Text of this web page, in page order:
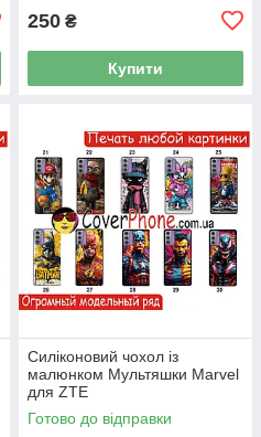
250 ₴
Купити
Силіконовий чохол із
малюнком Мультяшки Marvel
для ZTE
Готово до відправки